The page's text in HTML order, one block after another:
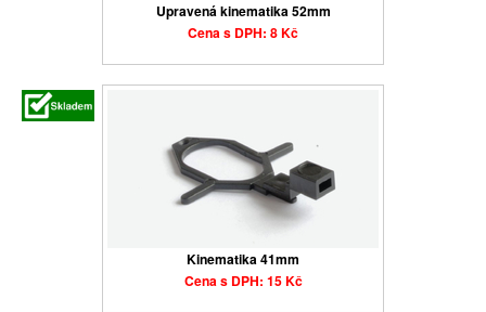
Upravená kinematika 52mm
Cena s DPH: 8 Kč
Kinematika 41mm
Cena s DPH: 15 Kč